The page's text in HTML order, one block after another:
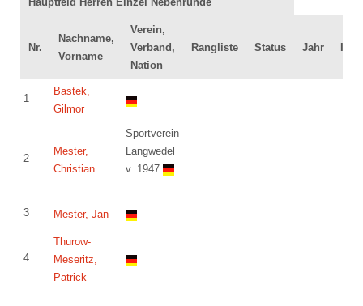
Nr.
Nachname,
Vorname
Verein,
Verband,
Nation
Rangliste Status Jahr ID
1
Bastek,
Gilmor
2
Mester,
Christian
Sportverein
Langwedel
v. 1947
3 Mester, Jan
4
Thurow-
Meseritz,
Patrick